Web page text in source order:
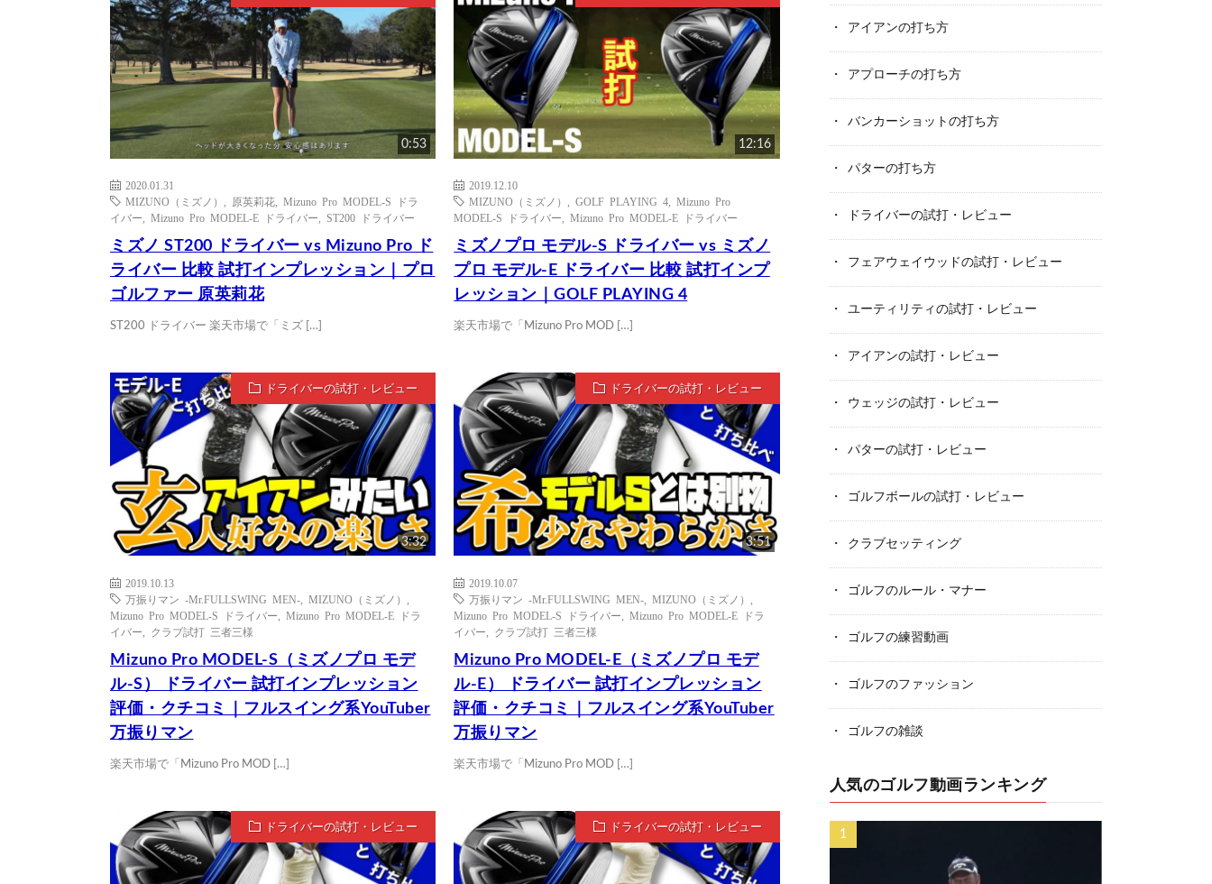
0:53
2020.01.31
MIZUNO（ミズノ）
原英莉花
Mizuno Pro MODEL-S ドラ
イバー
Mizuno Pro MODEL-E ドライバー ST200 ドライバー
ミズノ ST200 ドライバー vs Mizuno Pro ド
ライバー 比較 試打インプレッション｜プロ
ゴルファー 原英莉花
ST200 ドライバー 楽天市場で「ミズ […]
12:16
2019.12.10
MIZUNO（ミズノ）
,GOLF PLAYING 4 ,Mizuno Pro
MODEL-S ドライバー
,Mizuno Pro MODEL-E ドライバー
ミズノプロ モデル-S ドライバー vs ミズノ
プロ モデル-E ドライバー 比較 試打インプ
レッション｜GOLF PLAYING 4
楽天市場で「Mizuno Pro MOD […]
ドライバーの試打・レビュー
3:32
2019.10.13
万振りマン -Mr.FULLSWING MEN-
MIZUNO（ミズノ）
Mizuno Pro MODEL-S ドライバー
Mizuno Pro MODEL-E ドラ
イバー
クラブ試打 三者三様
Mizuno Pro MODEL-S（ミズノプロ モデ
ル-S） ドライバー 試打インプレッション
評価・クチコミ｜フルスイング系YouTuber
万振りマン
楽天市場で「Mizuno Pro MOD […]
ドライバーの試打・レビュー
3:51
2019.10.07
万振りマン -Mr.FULLSWING MEN- ,MIZUNO（ミズノ）
Mizuno Pro MODEL-S ドライバー
,Mizuno Pro MODEL-E ドラ
イバー
クラブ試打 三者三様
Mizuno Pro MODEL-E（ミズノプロ モデ
ル-E） ドライバー 試打インプレッション
評価・クチコミ｜フルスイング系YouTuber
万振りマン
楽天市場で「Mizuno Pro MOD […]
ドライバーの試打・レビュー ドライバーの試打・レビュー
アイアンの打ち方
アプローチの打ち方
バンカーショットの打ち方
パターの打ち方
ドライバーの試打・レビュー
フェアウェイウッドの試打・レビュー
ユーティリティの試打・レビュー
アイアンの試打・レビュー
ウェッジの試打・レビュー
パターの試打・レビュー
ゴルフボールの試打・レビュー
クラブセッティング
ゴルフのルール・マナー
ゴルフの練習動画
ゴルフのファッション
ゴルフの雑談
人気のゴルフ動画ランキング